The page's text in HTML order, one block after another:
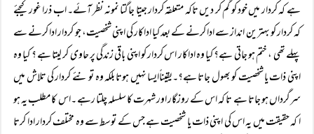
ہے کہ کردار میں خود کو گم کر دیں تاکہ متعلقہ کردار جیتا جاگتا نمونہ نظر آئے۔ اب ذرا غور کیجئے
کہ کردار کو بہترین انداز سے ادا کرنے کے بعد کیا اداکار کی اپنی شخصیت، جو کردار ادا کرنے سے
پہلے تھی ، ختم ہو جاتی ہے؟ کیا وہ اداکار اس کردار کو اپنی باقی زندگی پر حاوی کر لیتا ہے ؟ کیا وہ
اپنی ذات یا شخصیت کو بھول جاتا ہے؟۔یقیناًایسا نہیں ہوتا بلکہ وہ تو نئے کردار کی تلاش میں
سرگرداں ہو جاتا ہے تا کہ اس کے روزگار اور شہرت کا سلسلہ چلتا رہے ۔اس کا مطلب یہ ہو
ا کہ حقیقت میں یہ اس کی اپنی ذات یا شخصیت ہے جس کے توسط سے وہ مختلف کردار ادا کرتا